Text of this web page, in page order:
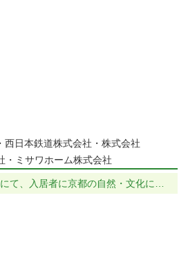
西日本鉄道株式会社・株式会社
・ミサワホーム株式会社
て、入居者に京都の自然・文化に…